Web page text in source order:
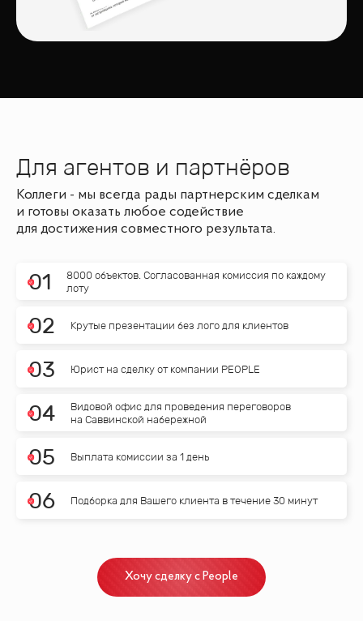
Для агентов и партнёров
Коллеги - мы всегда рады партнерским сделкам
и готовы оказать любое содействие
для достижения совместного результата.
01
8000 объектов. Согласованная комиссия по каждому
лоту
02 Крутые презентации без лого для клиентов
03 Юрист на сделку от компании PEOPLE
04
Видовой офис для проведения переговоров
на Саввинской набережной
05 Выплата комиссии за 1 день
06 Подборка для Вашего клиента в течение 30 минут
Хочу сделку с People